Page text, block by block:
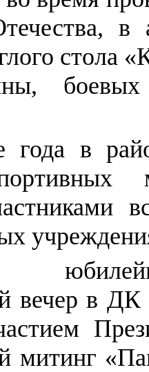
стола
боевых
года в
вечер в
митинг